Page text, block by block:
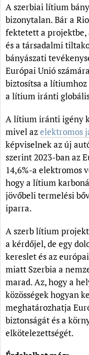
A szerbiai lítium
bizonytalan. Bár a
fektetett a projektbe,
és a társadalmi
bányászati
Európai Unió
biztosítsa a
a lítium iránti
A lítium iránti igény
mivel azelektromos
képviselnek az új
szerint 2023-ban az
14,6%-a elektromos
hogy a lítium
jövőbeli termelési
iparra.
A szerb lítium
a kérdőjel, de egy
kereslet és az
miatt Szerbia a
marad. Az, hogy a
közösségek hogyan
meghatározhatja
biztonságát és a
elkötelezettségét.